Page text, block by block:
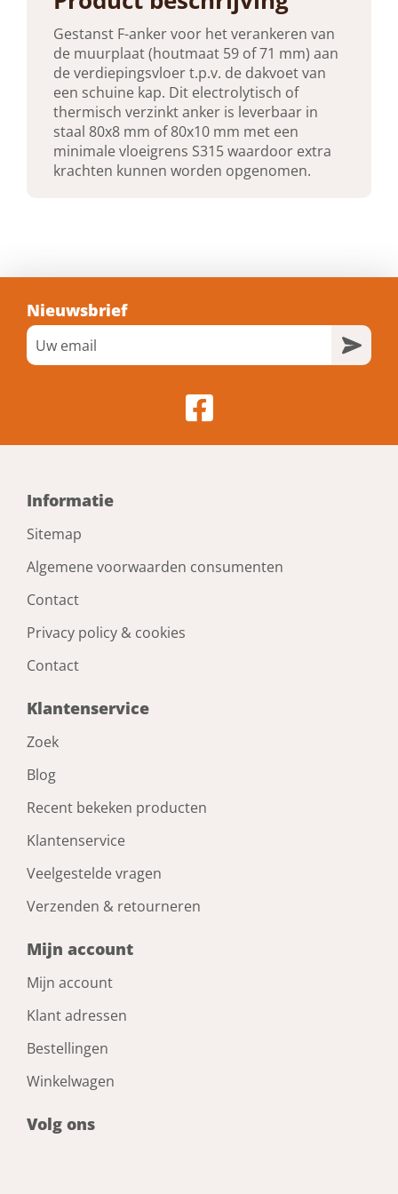
Gestanst F-anker voor het verankeren van
de muurplaat (houtmaat 59 of 71 mm) aan
de verdiepingsvloer t.p.v. de dakvoet van
een schuine kap. Dit electrolytisch of
thermisch verzinkt anker is leverbaar in
staal 80x8 mm of 80x10 mm met een
minimale vloeigrens S315 waardoor extra
krachten kunnen worden opgenomen.
Hoogte
100 mm
Dikte
8 mm
Gewicht
1,64 kg
Verpakt per
F-Anker
Breedte (houtmaat)
71 mm
Nieuwsbrief
Informatie
Sitemap
Algemene voorwaarden consumenten
Contact
Privacy policy & cookies
Contact
Klantenservice
Zoek
Blog
Recent bekeken producten
Klantenservice
Veelgestelde vragen
Verzenden & retourneren
Mijn account
Mijn account
Klant adressen
Bestellingen
Winkelwagen
Volg ons